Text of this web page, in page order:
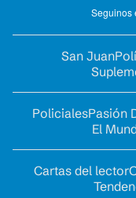
Seguinos
San Juan
PolicialesPasión
El
Cartas del lector